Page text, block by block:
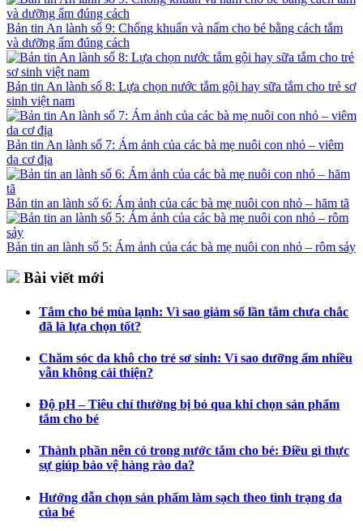
Bản tin An lành số 9: Chống khuẩn và nấm cho bé bằng cách tắm
và dưỡng ẩm đúng cách
Bản tin An lành số 8: Lựa chọn nước tắm gội hay sữa tắm cho trẻ sơ
sinh việt nam
Bản tin An lành số 7: Ám ảnh của các bà mẹ nuôi con nhỏ – viêm
da cơ địa
Bản tin an lành số 6: Ám ảnh của các bà mẹ nuôi con nhỏ – hăm tã
Bản tin an lành số 5: Ám ảnh của các bà mẹ nuôi con nhỏ – rôm sảy
Bài viết mới
Tắm cho bé mùa lạnh: Vì sao giảm số lần tắm chưa chắc
đã là lựa chọn tốt?
Chăm sóc da khô cho trẻ sơ sinh: Vì sao dưỡng ẩm nhiều
vẫn không cải thiện?
Độ pH – Tiêu chí thường bị bỏ qua khi chọn sản phẩm
tắm cho bé
Thành phần nên có trong nước tắm cho bé: Điều gì thực
sự giúp bảo vệ hàng rào da?
Hướng dẫn chọn sản phẩm làm sạch theo tình trạng da
của bé